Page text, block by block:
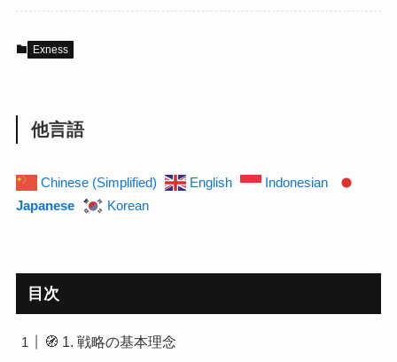
Exness
他言語
Chinese (Simplified) English
Indonesian
Japanese
Korean
目次
🧭 1. 戦略の基本理念